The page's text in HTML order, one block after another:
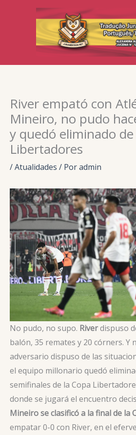
River empató con
Mineiro, no pudo
y quedó eliminado de
Libertadores
/Atualidades / Poradmin
No pudo, no supo. Riverdispuso
balón, 35 remates y 20 córners. Y
adversario dispuso de las
el equipo millonario quedó
semifinales de la Copa
donde se jugará el encuentro
Mineiro se clasificó a la final de la
empatar 0-0 con River, en el